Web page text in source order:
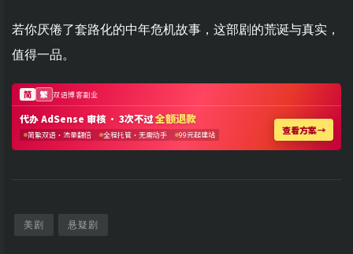
若你厌倦了套路化的中年危机故事，这部剧的荒诞与真实，
值得一品。
美剧 悬疑剧